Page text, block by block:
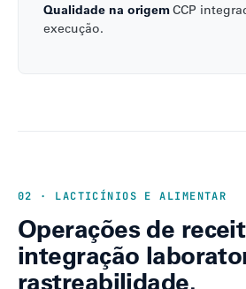
Qualidade na origemCCP
execução.
02 · LACTICÍNIOS E ALIMENTAR
Operações de
integração
rastreabilidade.